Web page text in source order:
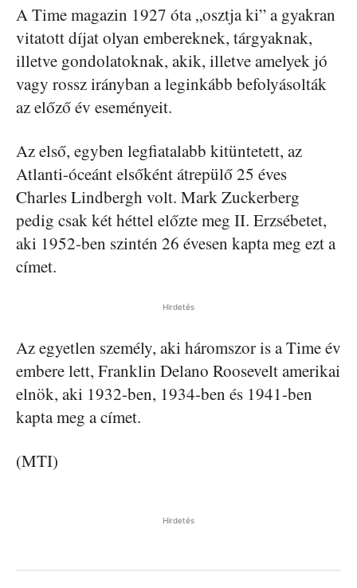
A Time magazin 1927 óta „osztja ki” a gyakran
vitatott díjat olyan embereknek, tárgyaknak,
illetve gondolatoknak, akik, illetve amelyek jó
vagy rossz irányban a leginkább befolyásolták
az előző év eseményeit.
Az első, egyben legfiatalabb kitüntetett, az
Atlanti-óceánt elsőként átrepülő 25 éves
Charles Lindbergh volt. Mark Zuckerberg
pedig csak két héttel előzte meg II. Erzsébetet,
aki 1952-ben szintén 26 évesen kapta meg ezt a
címet.
Hirdetés
Az egyetlen személy, aki háromszor is a Time év
embere lett, Franklin Delano Roosevelt amerikai
elnök, aki 1932-ben, 1934-ben és 1941-ben
kapta meg a címet.
(MTI)
Hirdetés